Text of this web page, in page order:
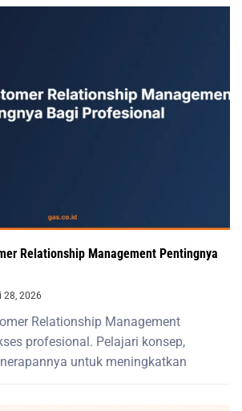
Relationship Management Pentingnya
28, 2026
Relationship Management
profesional. Pelajari konsep,
untuk meningkatkan